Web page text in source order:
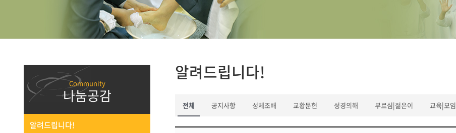
알려드립니다!
전체 공지사항 성체조배 교황문헌 성경의해 부르심|젊은이 교육|모임
나눔공감
알려드립니다!